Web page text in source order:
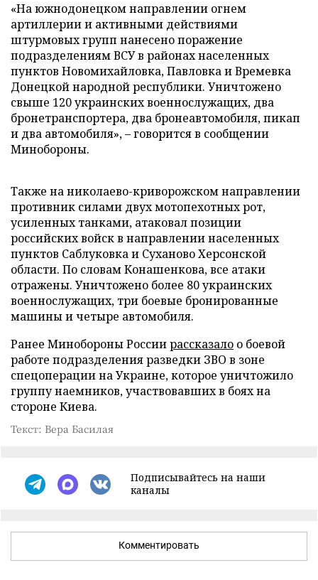
«На южнодонецком направлении огнем
артиллерии и активными действиями
штурмовых групп нанесено поражение
подразделениям ВСУ в районах населенных
пунктов Новомихайловка, Павловка и Времевка
Донецкой народной республики. Уничтожено
свыше 120 украинских военнослужащих, два
бронетранспортера, два бронеавтомобиля, пикап
и два автомобиля», – говорится в сообщении
Минобороны.
Также на николаево-криворожском направлении
противник силами двух мотопехотных рот,
усиленных танками, атаковал позиции
российских войск в направлении населенных
пунктов Саблуковка и Суханово Херсонской
области. По словам Конашенкова, все атаки
отражены. Уничтожено более 80 украинских
военнослужащих, три боевые бронированные
машины и четыре автомобиля.
Ранее Минобороны Россиирассказало о боевой
работе подразделения разведки ЗВО в зоне
спецоперации на Украине, которое уничтожило
группу наемников, участвовавших в боях на
стороне Киева.
Текст: Вера Басилая
Подписывайтесь на наши
каналы
Комментировать